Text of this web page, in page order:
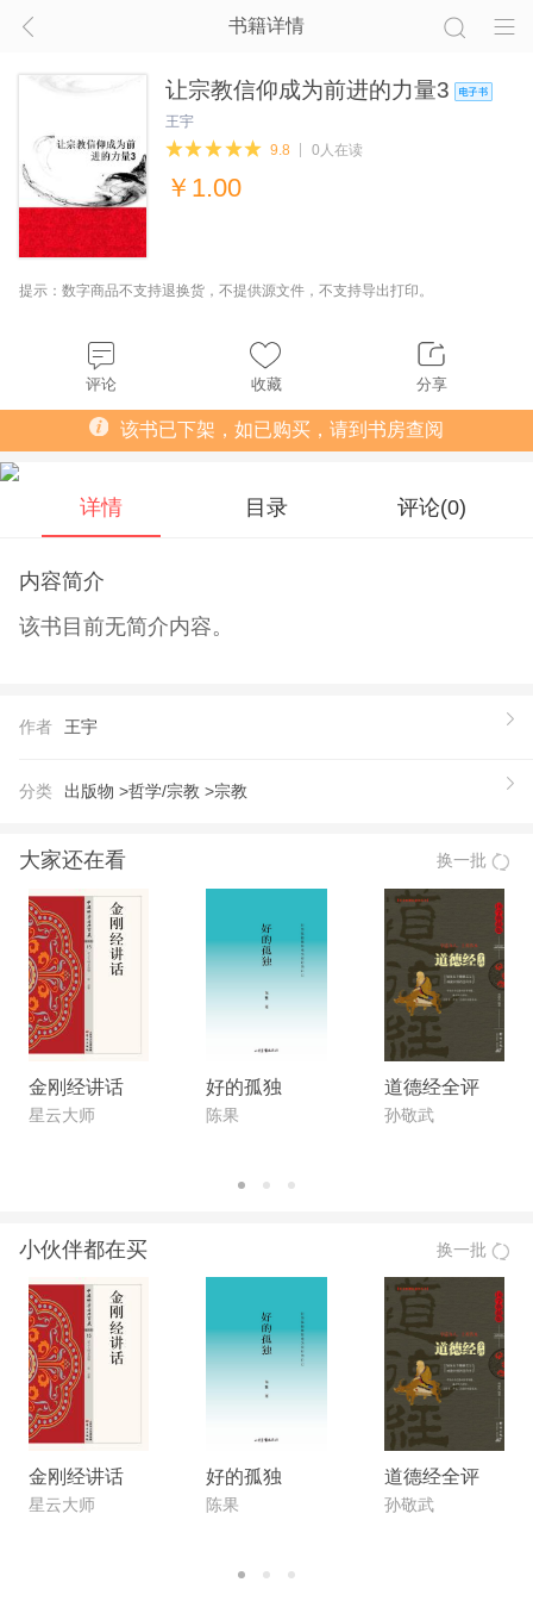
书籍详情
让宗教信仰成为前进的力量3
王宇
9.8
0人在读
￥ 1.00
提示：数字商品不支持退换货，不提供源文件，不支持导出打印。
评论 收藏 分享
该书已下架，如已购买，请到书房查阅
详情 目录 评论(0)
内容简介
该书目前无简介内容。
作者 王宇
分类 出版物 >哲学/宗教 >宗教
大家还在看 换一批
金刚经讲话
星云大师
好的孤独
陈果
道德经全评
孙敬武
小伙伴都在买 换一批
金刚经讲话
星云大师
好的孤独
陈果
道德经全评
孙敬武